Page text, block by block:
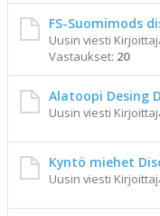
FS-Suomimods
Uusin viesti
Vastaukset: 20
Alatoopi Desing
Uusin viesti
Kyntö miehet
Uusin viesti